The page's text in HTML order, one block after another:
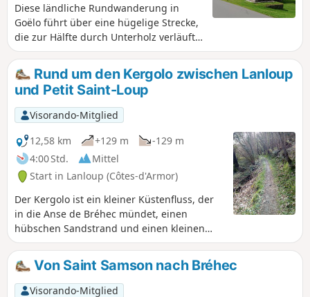
Diese ländliche Rundwanderung in
Goëlo führt über eine hügelige Strecke,
die zur Hälfte durch Unterholz verläuft,
und bietet die Möglichkeit, historisch
interessante Sehenswürdigkeiten wie
die Kapelle Saint-Jacques oder den
Tempel von Lanleff zu
entdecken.Achtung, ab Crec'h Lanleff ist
die Route nicht ausgeschildert, daher
ist es unerlässlich, sich auf die App
Visorando mit ihrem GPS-Punkt zu
verlassen. Die Wanderung sollte
aufgrund der sehr schlammigen Strecke
vorzugsweise von Mai bis Oktober
unternommen werden.
Rund um den Kergolo zwischen Lanloup
und Petit Saint-Loup
Visorando-Mitglied
12,58 km
+129 m
-129 m
4:00 Std.
Mittel
Start in Lanloup (Côtes-d'Armor)
Der Kergolo ist ein kleiner Küstenfluss, der
in die Anse de Bréhec mündet, einen
hübschen Sandstrand und einen kleinen
historischen Hafen. Sein Lauf und der seiner
Nebenflüsse werden von zahlreichen
Brunnen und Waschhäusern gesäumt. Auf
dem Weg durch das seit langem besiedelte
Von Saint Samson nach Bréhec
Visorando-Mitglied